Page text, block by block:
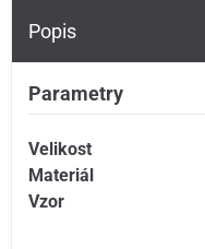
Popis
Parametry
Velikost
Materiál
Vzor